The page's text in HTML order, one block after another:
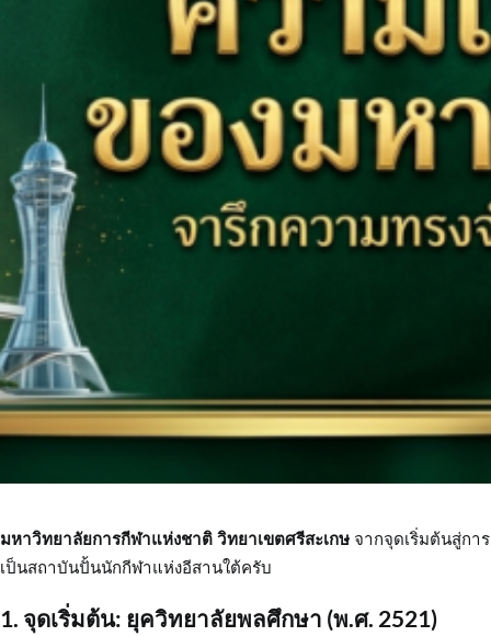
มหาวิทยาลัยการกีฬาแห่งชาติ วิทยาเขตศรีสะเกษ จากจุดเริ่มต้นสู่การ
เป็นสถาบันปั้นนักกีฬาแห่งอีสานใต้ครับ
1. จุดเริ่มต้น: ยุควิทยาลัยพลศึกษา (พ.ศ. 2521)